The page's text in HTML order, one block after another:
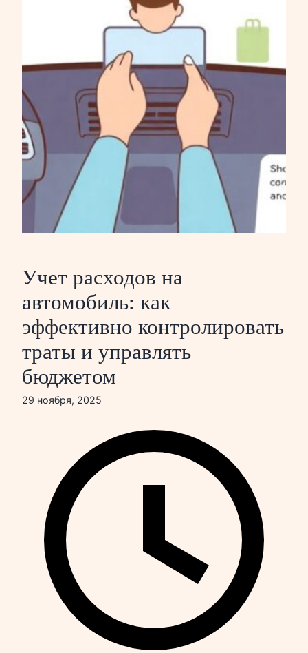
Учет расходов на
автомобиль: как
эффективно контролировать
траты и управлять
бюджетом
29 ноября, 2025